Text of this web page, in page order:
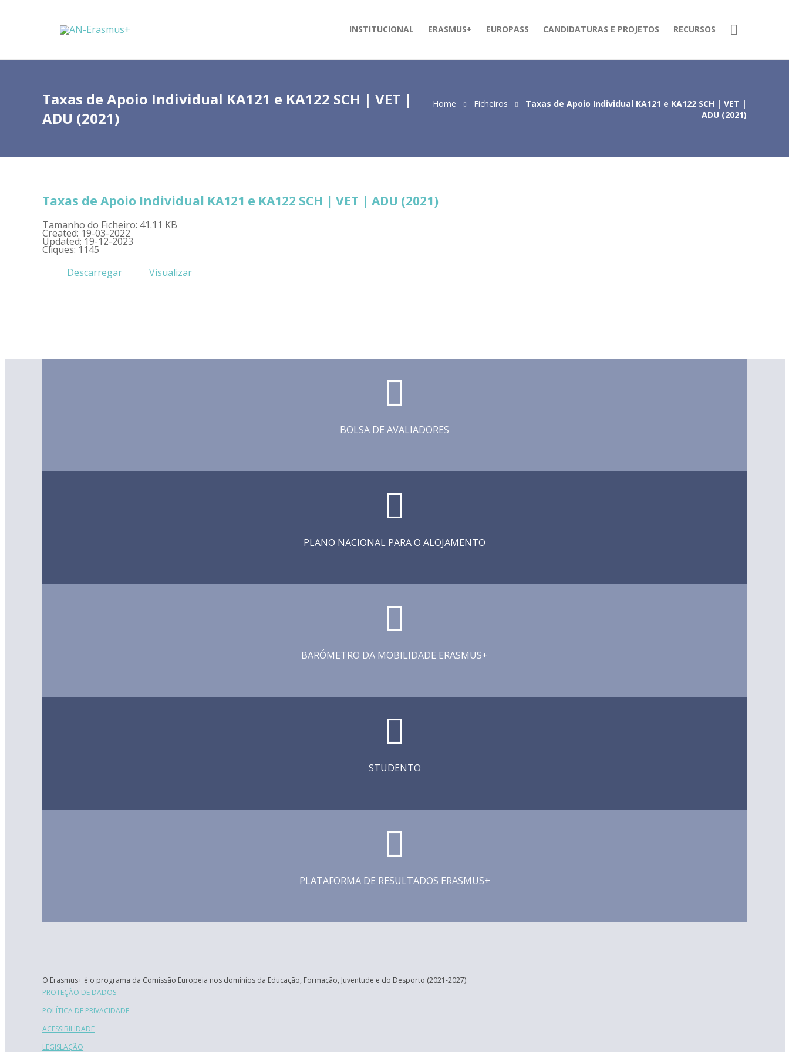
INSTITUCIONAL ERASMUS+ EUROPASS CANDIDATURAS E PROJETOS RECURSOS
Taxas de Apoio Individual KA121 e KA122 SCH | VET |
ADU (2021)
Home Ficheiros
Taxas de Apoio Individual KA121 e KA122 SCH | VET |
ADU (2021)
Taxas de Apoio Individual KA121 e KA122 SCH | VET | ADU (2021)
Tamanho do Ficheiro: 41.11 KB
Created: 19-03-2022
Updated: 19-12-2023
Cliques: 1145
Descarregar
Visualizar
BOLSA DE AVALIADORES
PLANO NACIONAL PARA O ALOJAMENTO
BARÓMETRO DA MOBILIDADE ERASMUS+
STUDENTO
PLATAFORMA DE RESULTADOS ERASMUS+
O Erasmus+ é o programa da Comissão Europeia nos domínios da Educação, Formação, Juventude e do Desporto (2021-2027).
PROTEÇÃO DE DADOS
POLÍTICA DE PRIVACIDADE
ACESSIBILIDADE
LEGISLAÇÃO